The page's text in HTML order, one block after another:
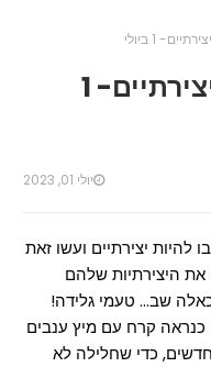
1 ביולי
יום הגלידות בטעמים יצירתיים- 1
יולי 01, 2023
יצירתיים ועשו זאת
את היצירתיות שלהם
שב... טעמי גלידה!
קרח עם מיץ ענבים
חדשים, כדי שחלילה לא